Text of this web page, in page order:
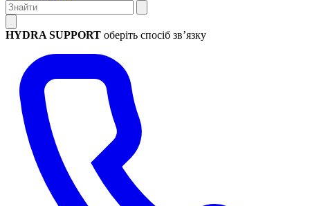
HYDRA SUPPORT оберіть спосіб зв’язку